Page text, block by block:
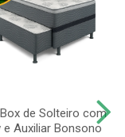
de Solteiro com
e Auxiliar Bonsono